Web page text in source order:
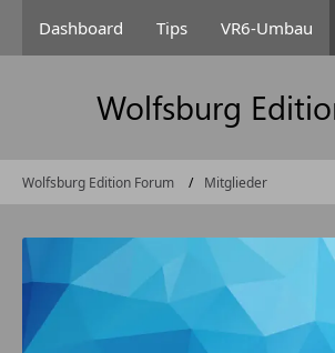
Dashboard Tips VR6-Umbau
Wolfsburg Edition Forum Mitglieder